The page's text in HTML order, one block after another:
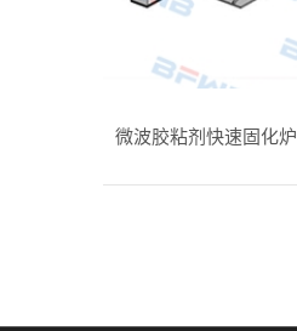
微波胶粘剂快速固化炉